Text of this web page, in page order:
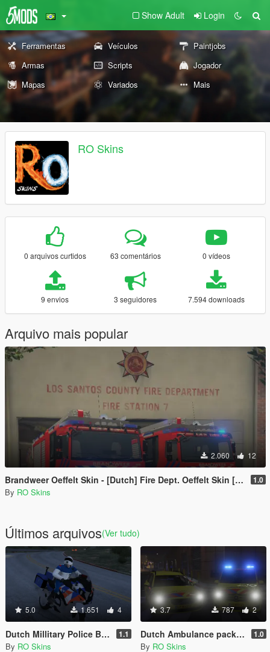
Show Adult Login
Ferramentas Veículos
Paintjobs
Armas
Scripts
Jogador
Mapas
Variados Mais
RO Skins
0 arquivos curtidos 63 comentários 0 vídeos
9 envios 3 seguidores 7.594 downloads
Arquivo mais popular
2.060 12
Brandweer Oeffelt Skin - [Dutch] Fire Dept. Oeffelt Skin [ELS] [Replace] 1.0
By RO Skins
Últimos arquivos(Ver tudo)
5.0 1.651 4
Dutch Millitary Police Bike / Koninklijke Marechausshee Motor [ELS] [REPLACE] [Reflective] 1.1
By RO Skins
3.7 787 2
Dutch Ambulance pack - Dutch OvD-G Mercedes Vito - Volvo V70 Transplantiatie team. Skin Pack [ELS] [REPLACE] 1.0
By RO Skins